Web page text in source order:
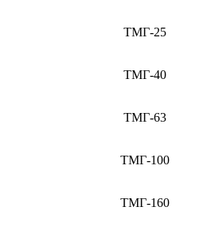
ТМГ-25
ТМГ-40
ТМГ-63
ТМГ-100
ТМГ-160